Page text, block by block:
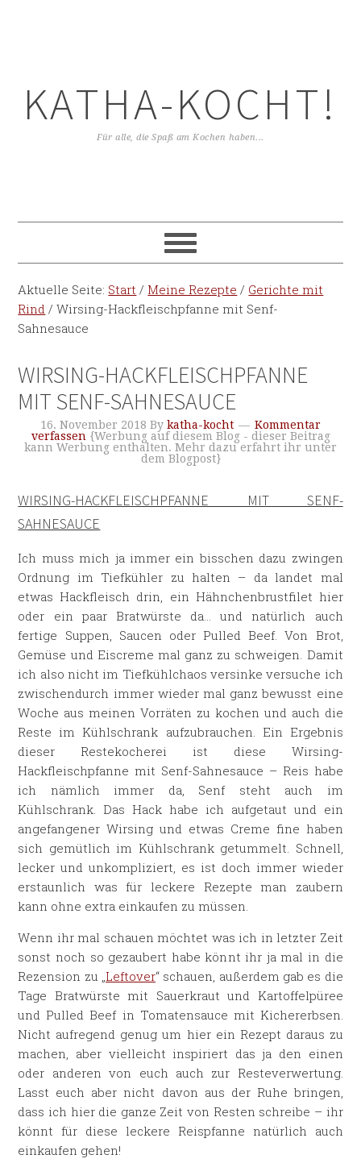
KATHA-KOCHT!
Für alle, die Spaß am Kochen haben...
Aktuelle Seite: Start / Meine Rezepte / Gerichte mit
Rind / Wirsing-Hackfleischpfanne mit Senf-
Sahnesauce
WIRSING-HACKFLEISCHPFANNE
MIT SENF-SAHNESAUCE
16. November 2018 By katha-kocht
Kommentar
verfassen {Werbung auf diesem Blog - dieser Beitrag
kann Werbung enthalten. Mehr dazu erfahrt ihr unter
dem Blogpost}
WIRSING-HACKFLEISCHPFANNE MIT SENF-
SAHNESAUCE
Ich muss mich ja immer ein bisschen dazu zwingen
Ordnung im Tiefkühler zu halten – da landet mal
etwas Hackfleisch drin, ein Hähnchenbrustfilet hier
oder ein paar Bratwürste da… und natürlich auch
fertige Suppen, Saucen oder Pulled Beef. Von Brot,
Gemüse und Eiscreme mal ganz zu schweigen. Damit
ich also nicht im Tiefkühlchaos versinke versuche ich
zwischendurch immer wieder mal ganz bewusst eine
Woche aus meinen Vorräten zu kochen und auch die
Reste im Kühlschrank aufzubrauchen. Ein Ergebnis
dieser Restekocherei ist diese Wirsing-
Hackfleischpfanne mit Senf-Sahnesauce – Reis habe
ich nämlich immer da, Senf steht auch im
Kühlschrank. Das Hack habe ich aufgetaut und ein
angefangener Wirsing und etwas Creme fine haben
sich gemütlich im Kühlschrank getummelt. Schnell,
lecker und unkompliziert, es ist doch immer wieder
erstaunlich was für leckere Rezepte man zaubern
kann ohne extra einkaufen zu müssen.
Wenn ihr mal schauen möchtet was ich in letzter Zeit
sonst noch so gezaubert habe könnt ihr ja mal in die
Rezension zu „Leftover“ schauen, außerdem gab es die
Tage Bratwürste mit Sauerkraut und Kartoffelpüree
und Pulled Beef in Tomatensauce mit Kichererbsen.
Nicht aufregend genug um hier ein Rezept daraus zu
machen, aber vielleicht inspiriert das ja den einen
oder anderen von euch auch zur Resteverwertung.
Lasst euch aber nicht davon aus der Ruhe bringen,
dass ich hier die ganze Zeit von Resten schreibe – ihr
könnt für diese leckere Reispfanne natürlich auch
einkaufen gehen!